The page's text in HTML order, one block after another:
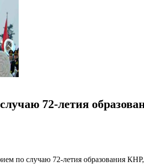
72-летия
по случаю 72-летия образования